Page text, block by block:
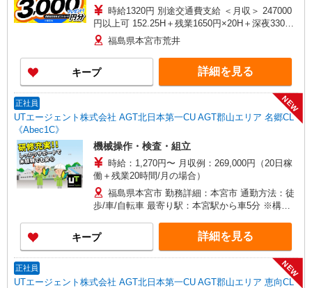
時給1320円 別途交通費支給 ＜月収＞ 247000
円以上可 152.25H＋残業1650円×20H＋深夜330円
×40H福島県本宮市荒井
キープ 詳細を見る
正社員
UTエージェント株式会社 AGT北日本第一CU AGT郡山エリア 名郷CL
《Abec1C》
NEW
機械操作・検査・組立
時給：1,270円〜 月収例：269,000円（20日稼
働＋残業20時間/月の場合）
福島県本宮市 勤務詳細：本宮市 通勤方法：徒
歩/車/自転車 最寄り駅：本宮駅から車5分 ※構内
キープ 詳細を見る
正社員
UTエージェント株式会社 AGT北日本第一CU AGT郡山エリア 恵向CL
NEW